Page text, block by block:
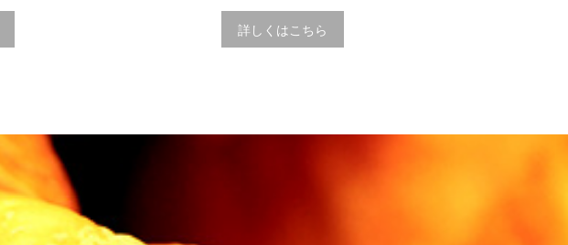
詳しくはこちら